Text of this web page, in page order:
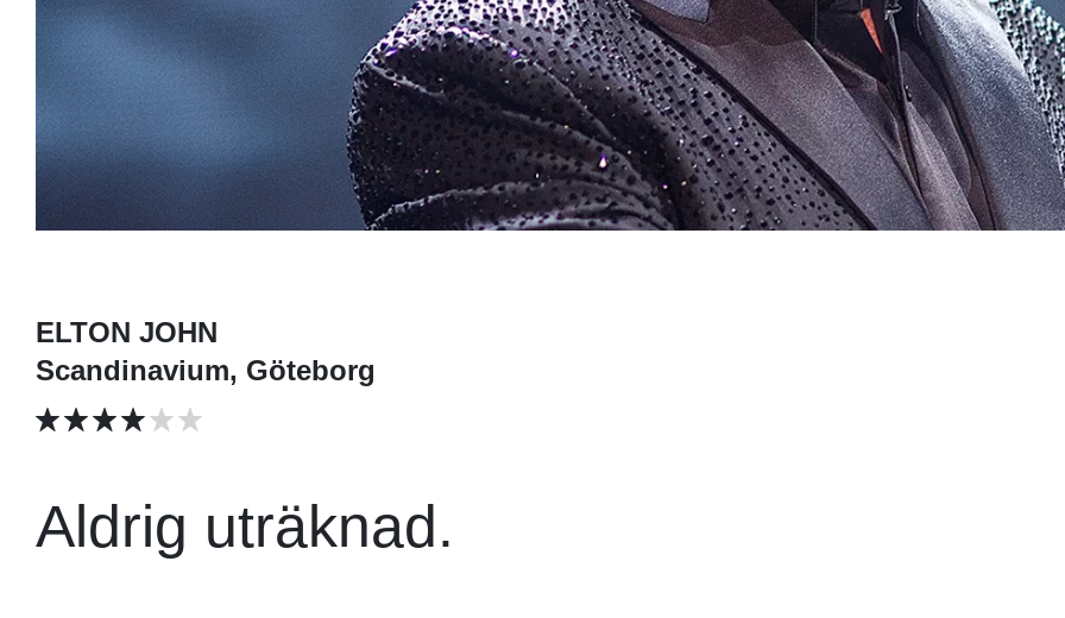
ELTON JOHN
Scandinavium, Göteborg
Aldrig uträknad.